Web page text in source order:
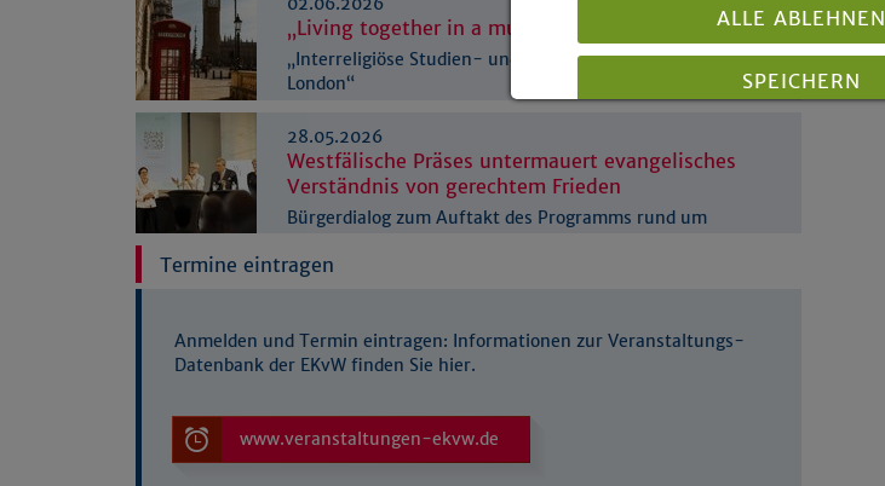
„Living together in a multi-faith-society“
„Interreligiöse Studien- und Begegnungsreise nach
London“
28.05.2026
Westfälische Präses untermauert evangelisches
Verständnis von gerechtem Frieden
Bürgerdialog zum Auftakt des Programms rund um
Termine eintragen
Anmelden und Termin eintragen: Informationen zur Veranstaltungs-
Datenbank der EKvW finden Sie hier.
www.veranstaltungen-ekvw.de
[1] «
ALLE ABLEHNEN
SPEICHERN